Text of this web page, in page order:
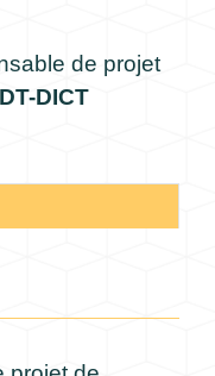
de projet
DT-DICT